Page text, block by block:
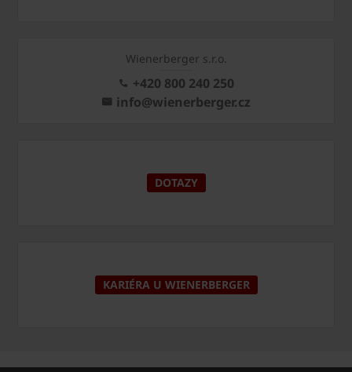
Wienerberger s.r.o.
+420 800 240 250
info@wienerberger.cz
DOTAZY
KARIÉRA U WIENERBERGER